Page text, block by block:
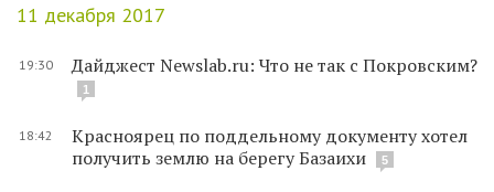
11 декабря 2017
19:30 Дайджест Newslab.ru: Что не так с Покровским?
1
18:42
Красноярец по поддельному документу хотел
получить землю на берегу Базаихи
5